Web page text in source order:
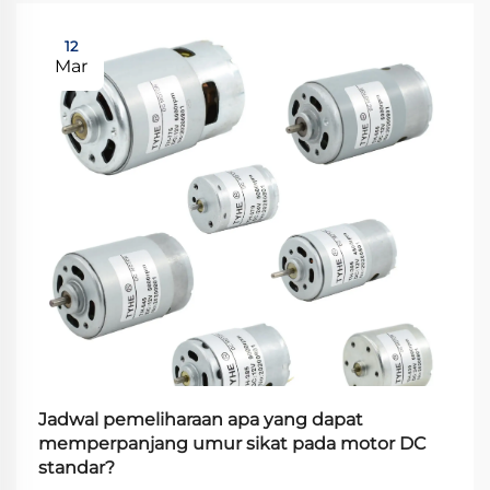
12
Mar
Jadwal pemeliharaan apa yang dapat
memperpanjang umur sikat pada motor DC
standar?